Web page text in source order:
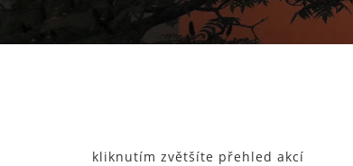
kliknutím zvětšíte přehled akcí